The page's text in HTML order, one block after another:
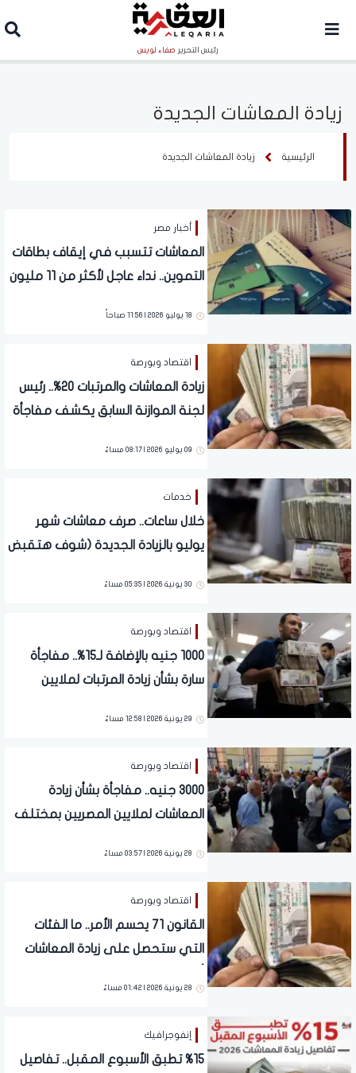
رئيس التحرير صفاء لويس
زيادة المعاشات الجديدة
الرئيسية زيادة المعاشات الجديدة
أخبار مصر
المعاشات تتسبب في إيقاف بطاقات
التموين.. نداء عاجل لأكثر من 11 مليون
18 يوليو 2026 | 11:56 صباحاً
اقتصاد وبورصة
زيادة المعاشات والمرتبات 20%.. رئيس
لجنة الموازنة السابق يكشف مفاجأة
09 يوليو 2026 | 08:17 مساءً
خدمات
خلال ساعات.. صرف معاشات شهر
يوليو بالزيادة الجديدة (شوف هتقبض
30 يونية 2026 | 05:35 مساءً
اقتصاد وبورصة
1000 جنيه بالإضافة لـ15%.. مفاجأة
سارة بشأن زيادة المرتبات لملايين
29 يونية 2026 | 12:58 مساءً
اقتصاد وبورصة
3000 جنيه.. مفاجأة بشأن زيادة
المعاشات لملايين المصريين بمختلف
28 يونية 2026 | 03:57 مساءً
اقتصاد وبورصة
القانون 71 يحسم الأمر.. ما الفئات
التي ستحصل على زيادة المعاشات
28 يونية 2026 | 01:42 مساءً
إنفوجرافيك
%15 تطبق الأسبوع المقبل.. تفاصيل